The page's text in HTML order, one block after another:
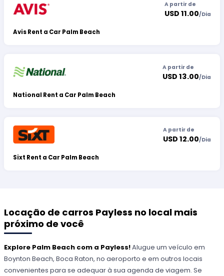
Avis Rent a Car Palm Beach
A partir de
USD 11.00/Dia
National Rent a Car Palm Beach
A partir de
USD 13.00/Dia
Sixt Rent a Car Palm Beach
A partir de
USD 12.00/Dia
Locação de carros Payless no local mais
próximo de você
Explore Palm Beach com a Payless!Alugue um veículo em
Boynton Beach, Boca Raton, no aeroporto e em outros locais
convenientes para se adequar à sua agenda de viagem. Se